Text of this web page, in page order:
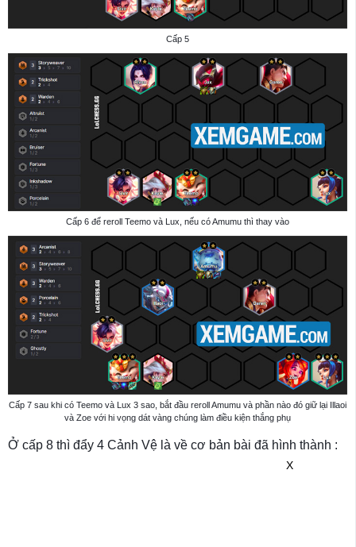
Cấp 5
Cấp 6 để reroll Teemo và Lux, nếu có Amumu thì thay vào
Cấp 7 sau khi có Teemo và Lux 3 sao, bắt đầu reroll Amumu và phần nào đó giữ lại Illaoi
và Zoe với hi vọng dát vàng chúng làm điều kiện thắng phụ
Ở cấp 8 thì đẩy 4 Cảnh Vệ là về cơ bản bài đã hình thành :
X